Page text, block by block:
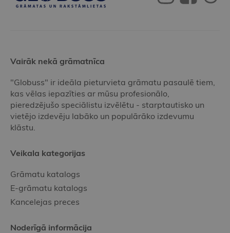
Vairāk nekā grāmatnīca
"Globuss" ir ideāla pieturvieta grāmatu pasaulē tiem,
kas vēlas iepazīties ar mūsu profesionālo,
pieredzējušo speciālistu izvēlētu - starptautisko un
vietējo izdevēju labāko un populārāko izdevumu
klāstu.
Veikala kategorijas
Grāmatu katalogs
E-grāmatu katalogs
Kancelejas preces
Noderīgā informācija